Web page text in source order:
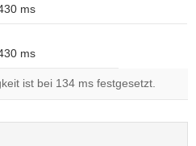
ms
ms
ist bei 134 ms festgesetzt.